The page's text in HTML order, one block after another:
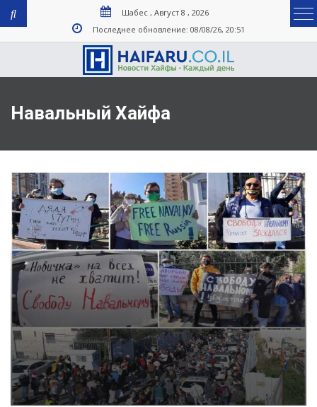
Шабес , Август 8 , 2026
Последнее обновление: 08/08/26, 20:51
Навальный Хайфа